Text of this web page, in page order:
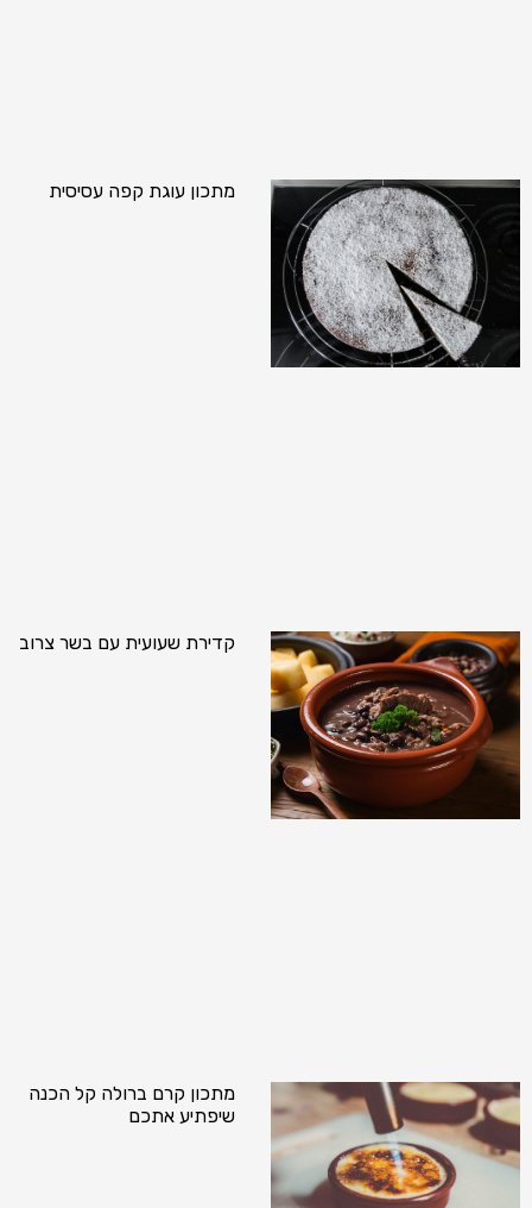
מתכון עוגת קפה עסיסית
קדירת שעועית עם בשר צרוב
מתכון קרם ברולה קל הכנה
שיפתיע אתכם